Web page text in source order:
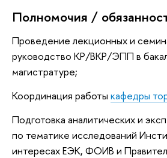
Полномочия /
Проведение лекционных и
руководство КР/ВКР/ЭПП в
магистратуре;
Координация работы кафедры
Подготовка аналитических и
по тематике исследований
интересах ЕЭК, ФОИВ и